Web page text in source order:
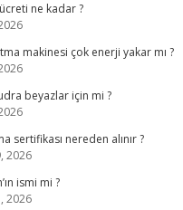
ne kadar ?
makinesi çok enerji yakar mı ?
beyazlar için mi ?
sertifikası nereden alınır ?
2026
ismi mi ?
2026